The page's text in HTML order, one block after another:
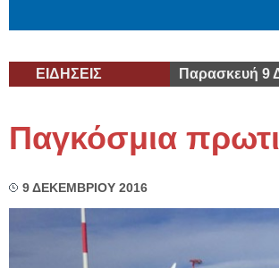
ΕΙΔΗΣΕΙΣ Παρασκευή 9
Παγκόσμια
9 ΔΕΚΕΜΒΡΙΟΥ 2016